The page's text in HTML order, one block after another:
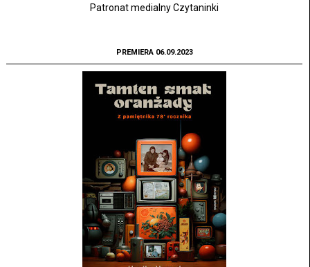
Patronat medialny Czytaninki
PREMIERA 06.09.2023